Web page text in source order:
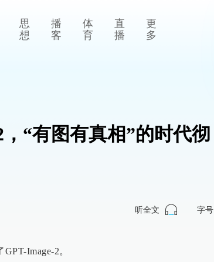
思
想
播
客
体
育
直
播
更
多
“有图有真相”的时代彻
听全文 字号
Image-2。